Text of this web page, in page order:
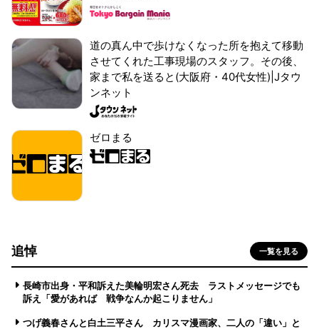
道の真ん中で歩けなくなった所を抱えて移動
させてくれた工事現場のスタッフ。その後、
家まで私を送ると(大阪府・40代女性)|Jタウ
ンネット
ゼロまる
追悼 一覧を見る
長崎市出身・平和訴えた美輪明宏さん死去 ラストメッセージでも
訴え「愛があれば 戦争なんか起こりません」
つげ義春さんと白土三平さん カリスマ漫画家、二人の「違い」と